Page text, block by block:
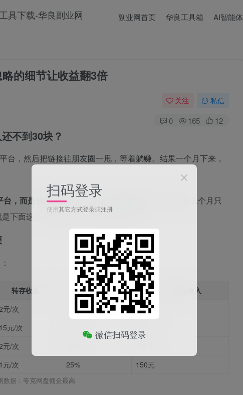
副业网首页 华良工具箱 AI智能体
的细节让收益翻3倍
关注 私信
0 165 12
不到30块？
台，然后把链接往朋友圈一甩，等着躺赚。结果一个月下来，
，而是你能不能把一个平台的玩法吃透。
我们团队上个月只
下面这几个被大多数人忽略的操作细节。
转存收益 会员分成
月均单人收入
元/次 35%
340元
元/次
元/次
元/次 25% 150元
数据：夸克网盘佣金最高
扫码登录
使用其它方式登录或注册
微信扫码登录